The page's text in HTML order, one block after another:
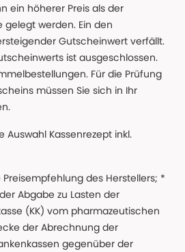
ein höherer Preis als der
gelegt werden. Ein den
Gutscheinwert verfällt.
ist ausgeschlossen.
Für die Prüfung
müssen Sie sich in Ihr
Auswahl Kassenrezept inkl.
Preisempfehlung des Herstellers; *
Abgabe zu Lasten der
(KK) vom pharmazeutischen
der Abrechnung der
gegenüber der